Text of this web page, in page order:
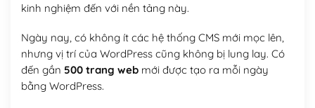
kinh nghiệm đến với nền tảng này.
Ngày nay, có không ít các hệ thống CMS mới mọc lên,
nhưng vị trí của WordPress cũng không bị lung lay. Có
đến gần 500 trang webmới được tạo ra mỗi ngày
bằng WordPress.